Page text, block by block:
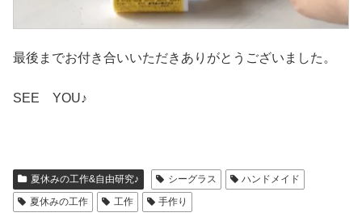
最後までお付き合いいただきありがとうございました。
SEE YOU♪
夏休みの工作&自由研究♪ シーグラス
ハンドメイド
夏休みの工作
工作 手作り